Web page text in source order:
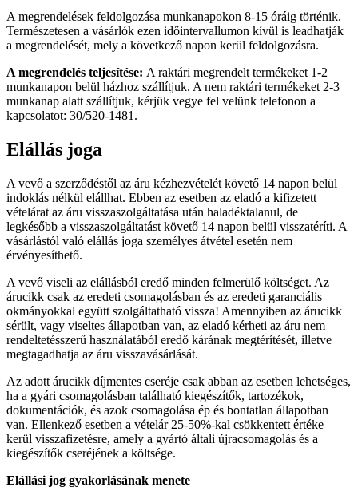
A megrendelések feldolgozása munkanapokon 8-15 óráig történik.
Természetesen a vásárlók ezen időintervallumon kívül is leadhatják
a megrendelését, mely a következő napon kerül feldolgozásra.
A megrendelés teljesítése: A raktári megrendelt termékeket 1-2
munkanapon belül házhoz szállítjuk. A nem raktári termékeket 2-3
munkanap alatt szállítjuk, kérjük vegye fel velünk telefonon a
kapcsolatot: 30/520-1481.
Elállás joga
A vevő a szerződéstől az áru kézhezvételét követő 14 napon belül
indoklás nélkül elállhat. Ebben az esetben az eladó a kifizetett
vételárat az áru visszaszolgáltatása után haladéktalanul, de
legkésőbb a visszaszolgáltatást követő 14 napon belül visszatéríti. A
vásárlástól való elállás joga személyes átvétel esetén nem
érvényesíthető.
A vevő viseli az elállásból eredő minden felmerülő költséget. Az
árucikk csak az eredeti csomagolásban és az eredeti garanciális
okmányokkal együtt szolgáltatható vissza! Amennyiben az árucikk
sérült, vagy viseltes állapotban van, az eladó kérheti az áru nem
rendeltetésszerű használatából eredő kárának megtérítését, illetve
megtagadhatja az áru visszavásárlását.
Az adott árucikk díjmentes cseréje csak abban az esetben lehetséges,
ha a gyári csomagolásban található kiegészítők, tartozékok,
dokumentációk, és azok csomagolása ép és bontatlan állapotban
van. Ellenkező esetben a vételár 25-50%-kal csökkentett értéke
kerül visszafizetésre, amely a gyártó általi újracsomagolás és a
kiegészítők cseréjének a költsége.
Elállási jog gyakorlásának menete